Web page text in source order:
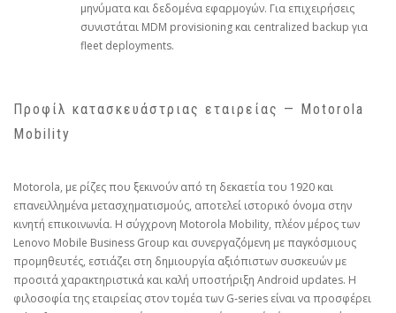
μηνύματα και δεδομένα εφαρμογών. Για επιχειρήσεις
συνιστάται MDM provisioning και centralized backup για
fleet deployments.
Προφίλ κατασκευάστριας εταιρείας — Motorola
Mobility
Motorola, με ρίζες που ξεκινούν από τη δεκαετία του 1920 και
επανειλλημένα μετασχηματισμούς, αποτελεί ιστορικό όνομα στην
κινητή επικοινωνία. Η σύγχρονη Motorola Mobility, πλέον μέρος των
Lenovo Mobile Business Group και συνεργαζόμενη με παγκόσμιους
προμηθευτές, εστιάζει στη δημιουργία αξιόπιστων συσκευών με
προσιτά χαρακτηριστικά και καλή υποστήριξη Android updates. Η
φιλοσοφία της εταιρείας στον τομέα των G‑series είναι να προσφέρει